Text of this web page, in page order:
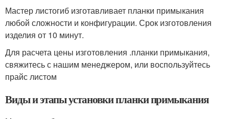
Мастер листогиб изготавливает планки примыкания
любой сложности и конфигурации. Срок изготовления
изделия от 10 минут.
Для расчета цены изготовления .планки примыкания,
свяжитесь с нашим менеджером, или воспользуйтесь
прайс листом
Виды и этапы установки планки примыкания